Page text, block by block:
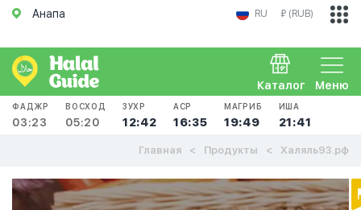
Анапа RU ₽ (RUB)
Меню
Каталог
ФАДЖР
03:23
ВОСХОД
05:20
ЗУХР
12:42
АСР
16:35
МАГРИБ
19:49
ИША
21:41
Главная Продукты Халяль93.рф